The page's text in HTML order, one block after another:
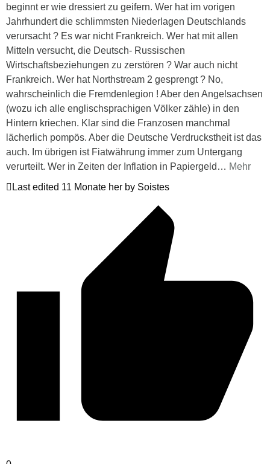
beginnt er wie dressiert zu geifern. Wer hat im vorigen
Jahrhundert die schlimmsten Niederlagen Deutschlands
verursacht ? Es war nicht Frankreich. Wer hat mit allen
Mitteln versucht, die Deutsch- Russischen
Wirtschaftsbeziehungen zu zerstören ? War auch nicht
Frankreich. Wer hat Northstream 2 gesprengt ? No,
wahrscheinlich die Fremdenlegion ! Aber den Angelsachsen
(wozu ich alle englischsprachigen Völker zähle) in den
Hintern kriechen. Klar sind die Franzosen manchmal
lächerlich pompös. Aber die Deutsche Verdruckstheit ist das
auch. Im übrigen ist Fiatwährung immer zum Untergang
verurteilt. Wer in Zeiten der Inflation in Papiergeld … Mehr
Last edited 11 Monate her by Soistes